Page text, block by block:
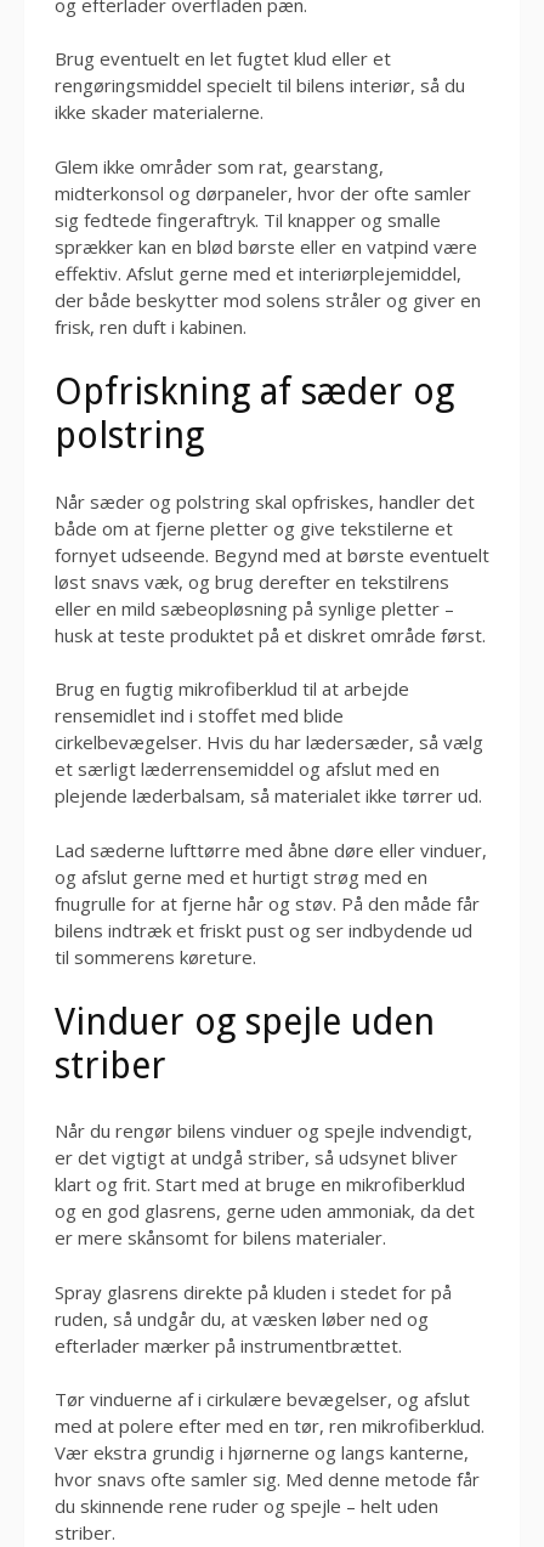
Brug eventuelt en let fugtet klud eller et
rengøringsmiddel specielt til bilens interiør, så du
ikke skader materialerne.
Glem ikke områder som rat, gearstang,
midterkonsol og dørpaneler, hvor der ofte samler
sig fedtede fingeraftryk. Til knapper og smalle
sprækker kan en blød børste eller en vatpind være
effektiv. Afslut gerne med et interiørplejemiddel,
der både beskytter mod solens stråler og giver en
frisk, ren duft i kabinen.
Opfriskning af sæder og
polstring
Når sæder og polstring skal opfriskes, handler det
både om at fjerne pletter og give tekstilerne et
fornyet udseende. Begynd med at børste eventuelt
løst snavs væk, og brug derefter en tekstilrens
eller en mild sæbeopløsning på synlige pletter –
husk at teste produktet på et diskret område først.
Brug en fugtig mikrofiberklud til at arbejde
rensemidlet ind i stoffet med blide
cirkelbevægelser. Hvis du har lædersæder, så vælg
et særligt læderrensemiddel og afslut med en
plejende læderbalsam, så materialet ikke tørrer ud.
Lad sæderne lufttørre med åbne døre eller vinduer,
og afslut gerne med et hurtigt strøg med en
fnugrulle for at fjerne hår og støv. På den måde får
bilens indtræk et friskt pust og ser indbydende ud
til sommerens køreture.
Vinduer og spejle uden
striber
Når du rengør bilens vinduer og spejle indvendigt,
er det vigtigt at undgå striber, så udsynet bliver
klart og frit. Start med at bruge en mikrofiberklud
og en god glasrens, gerne uden ammoniak, da det
er mere skånsomt for bilens materialer.
Spray glasrens direkte på kluden i stedet for på
ruden, så undgår du, at væsken løber ned og
efterlader mærker på instrumentbrættet.
Tør vinduerne af i cirkulære bevægelser, og afslut
med at polere efter med en tør, ren mikrofiberklud.
Vær ekstra grundig i hjørnerne og langs kanterne,
hvor snavs ofte samler sig. Med denne metode får
du skinnende rene ruder og spejle – helt uden
striber.